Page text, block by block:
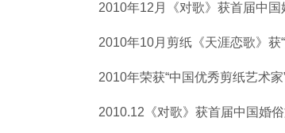
2010年12月《对歌》获首届中国
2010年10月剪纸《天涯恋歌》获
2010年荣获“中国优秀剪纸艺术家
2010.12《对歌》获首届中国婚